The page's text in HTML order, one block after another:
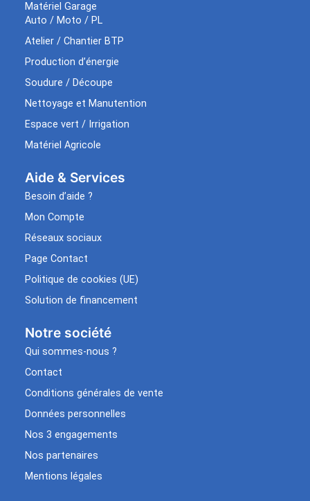
Matériel Garage
Auto / Moto / PL
Atelier / Chantier BTP
Production d’énergie
Soudure / Découpe
Nettoyage et Manutention
Espace vert / Irrigation
Matériel Agricole
Aide & Services​
Besoin d’aide ?
Mon Compte
Réseaux sociaux
Page Contact
Politique de cookies (UE)
Solution de financement
Notre société
Qui sommes-nous ?
Contact
Conditions générales de vente
Données personnelles
Nos 3 engagements
Nos partenaires
Mentions légales